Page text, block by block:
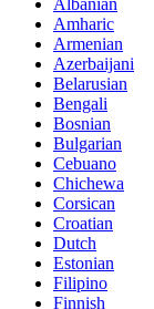
Albanian
Amharic
Armenian
Azerbaijani
Belarusian
Bengali
Bosnian
Bulgarian
Cebuano
Chichewa
Corsican
Croatian
Dutch
Estonian
Filipino
Finnish